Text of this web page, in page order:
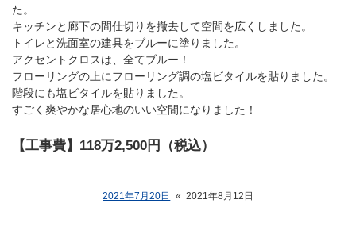
た。
キッチンと廊下の間仕切りを撤去して空間を広くしました。
トイレと洗面室の建具をブルーに塗りました。
アクセントクロスは、全てブルー！
フローリングの上にフローリング調の塩ビタイルを貼りました。
階段にも塩ビタイルを貼りました。
すごく爽やかな居心地のいい空間になりました！
【工事費】118万2,500円（税込）
2021年7月20日 « 2021年8月12日